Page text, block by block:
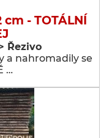
- TOTÁLNÍ
Řezivo
a nahromadily se
…